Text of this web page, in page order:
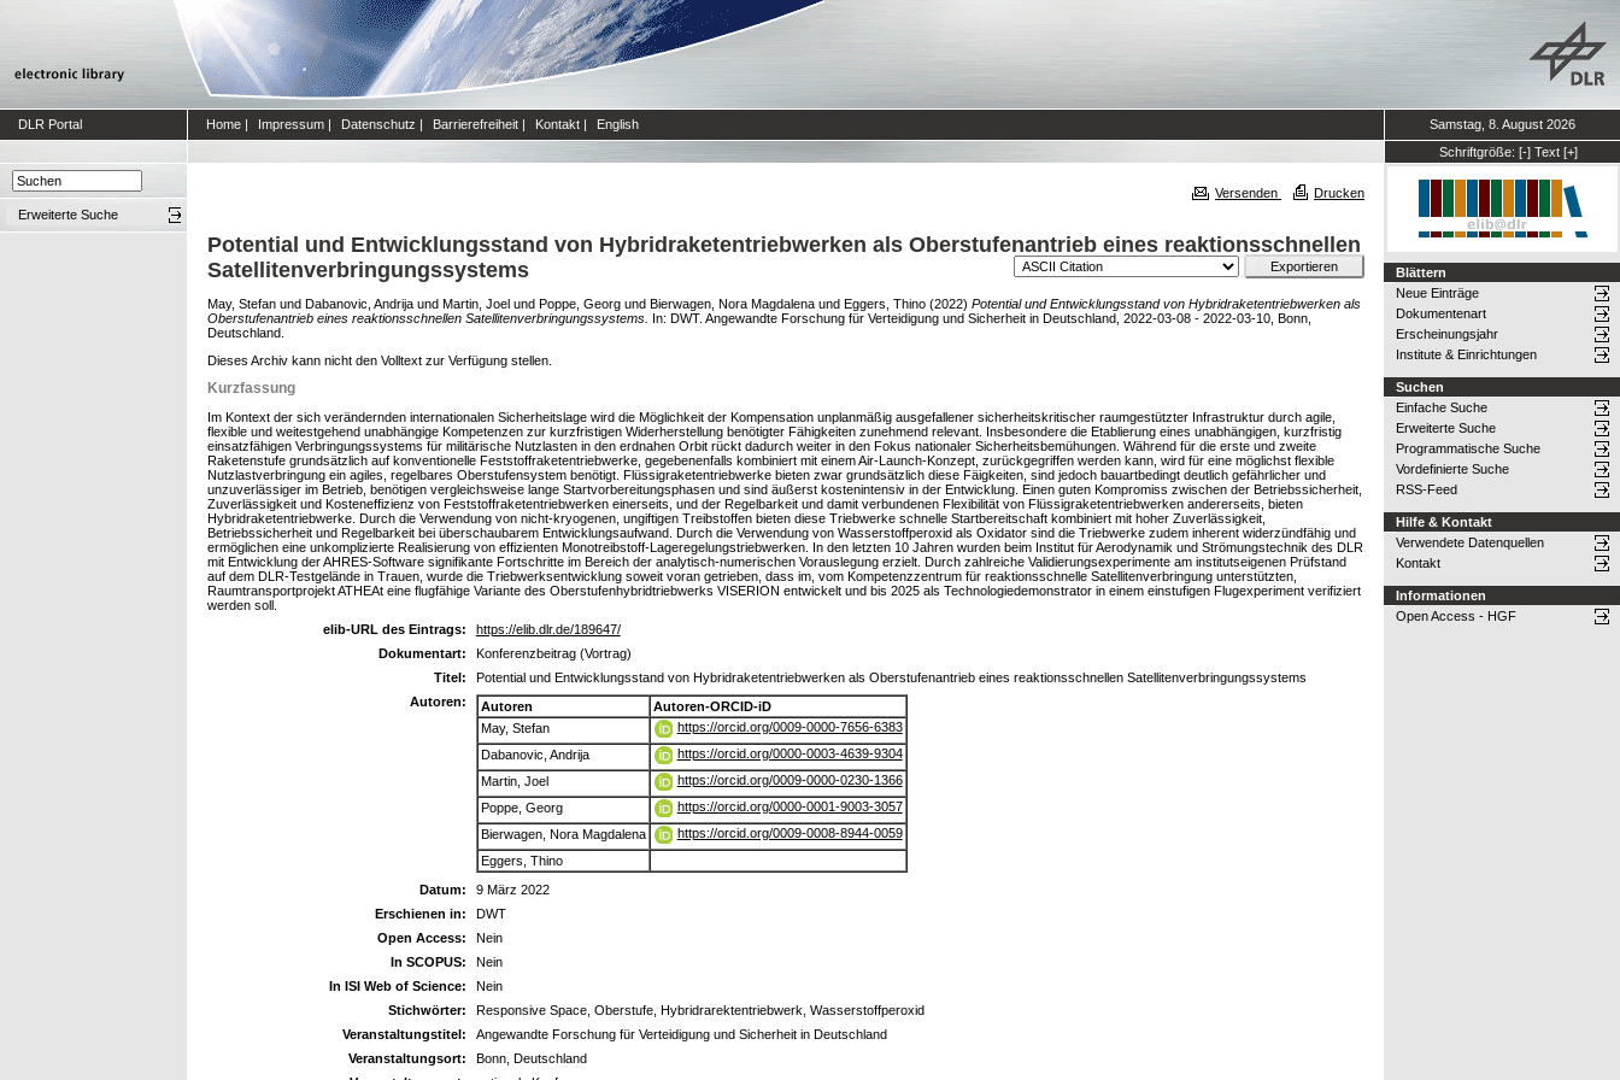
DLR Portal Home | Impressum | Datenschutz | Barrierefreiheit | Kontakt | English
Samstag, 8. August 2026
Schriftgröße: [-] Text [+]
Erweiterte Suche
Versenden Drucken
Potential und Entwicklungsstand von Hybridraketentriebwerken als Oberstufenantrieb eines reaktionsschnellen
Satellitenverbringungssystems
May, Stefan und Dabanovic, Andrija und Martin, Joel und Poppe, Georg und Bierwagen, Nora Magdalena und Eggers, Thino (2022) Potential und Entwicklungsstand von Hybridraketentriebwerken als
Oberstufenantrieb eines reaktionsschnellen Satellitenverbringungssystems. In: DWT. Angewandte Forschung für Verteidigung und Sicherheit in Deutschland, 2022-03-08 - 2022-03-10, Bonn,
Deutschland.
Dieses Archiv kann nicht den Volltext zur Verfügung stellen.
Kurzfassung
Im Kontext der sich verändernden internationalen Sicherheitslage wird die Möglichkeit der Kompensation unplanmäßig ausgefallener sicherheitskritischer raumgestützter Infrastruktur durch agile,
flexible und weitestgehend unabhängige Kompetenzen zur kurzfristigen Widerherstellung benötigter Fähigkeiten zunehmend relevant. Insbesondere die Etablierung eines unabhängigen, kurzfristig
einsatzfähigen Verbringungssystems für militärische Nutzlasten in den erdnahen Orbit rückt dadurch weiter in den Fokus nationaler Sicherheitsbemühungen. Während für die erste und zweite
Raketenstufe grundsätzlich auf konventionelle Feststoffraketentriebwerke, gegebenenfalls kombiniert mit einem Air-Launch-Konzept, zurückgegriffen werden kann, wird für eine möglichst flexible
Nutzlastverbringung ein agiles, regelbares Oberstufensystem benötigt. Flüssigraketentriebwerke bieten zwar grundsätzlich diese Fäigkeiten, sind jedoch bauartbedingt deutlich gefährlicher und
unzuverlässiger im Betrieb, benötigen vergleichsweise lange Startvorbereitungsphasen und sind äußerst kostenintensiv in der Entwicklung. Einen guten Kompromiss zwischen der Betriebssicherheit,
Zuverlässigkeit und Kosteneffizienz von Feststoffraketentriebwerken einerseits, und der Regelbarkeit und damit verbundenen Flexibilität von Flüssigraketentriebwerken andererseits, bieten
Hybridraketentriebwerke. Durch die Verwendung von nicht-kryogenen, ungiftigen Treibstoffen bieten diese Triebwerke schnelle Startbereitschaft kombiniert mit hoher Zuverlässigkeit,
Betriebssicherheit und Regelbarkeit bei überschaubarem Entwicklungsaufwand. Durch die Verwendung von Wasserstoffperoxid als Oxidator sind die Triebwerke zudem inherent widerzündfähig und
ermöglichen eine unkomplizierte Realisierung von effizienten Monotreibstoff-Lageregelungstriebwerken. In den letzten 10 Jahren wurden beim Institut für Aerodynamik und Strömungstechnik des DLR
mit Entwicklung der AHRES-Software signifikante Fortschritte im Bereich der analytisch-numerischen Vorauslegung erzielt. Durch zahlreiche Validierungsexperimente am institutseigenen Prüfstand
auf dem DLR-Testgelände in Trauen, wurde die Triebwerksentwicklung soweit voran getrieben, dass im, vom Kompetenzzentrum für reaktionsschnelle Satellitenverbringung unterstützten,
Raumtransportprojekt ATHEAt eine flugfähige Variante des Oberstufenhybridtriebwerks VISERION entwickelt und bis 2025 als Technologiedemonstrator in einem einstufigen Flugexperiment verifiziert
werden soll.
elib-URL des Eintrags:
https://elib.dlr.de/189647/
Dokumentart:
Konferenzbeitrag (Vortrag)
Titel:
Potential und Entwicklungsstand von Hybridraketentriebwerken als Oberstufenantrieb eines reaktionsschnellen Satellitenverbringungssystems
Autoren:
Autoren
Autoren-ORCID-iD
May, Stefan
https://orcid.org/0009-0000-7656-6383
Dabanovic, Andrija
https://orcid.org/0000-0003-4639-9304
Martin, Joel
https://orcid.org/0009-0000-0230-1366
Poppe, Georg
https://orcid.org/0000-0001-9003-3057
Bierwagen, Nora Magdalena
https://orcid.org/0009-0008-8944-0059
Eggers, Thino
Datum:
9 März 2022
Erschienen in:
DWT
Open Access:
Nein
In SCOPUS:
Nein
In ISI Web of Science:
Nein
Stichwörter:
Responsive Space, Oberstufe, Hybridrarektentriebwerk, Wasserstoffperoxid
Veranstaltungstitel:
Angewandte Forschung für Verteidigung und Sicherheit in Deutschland
Veranstaltungsort:
Bonn, Deutschland
Blättern
Neue Einträge
Dokumentenart
Erscheinungsjahr
Institute & Einrichtungen
Suchen
Einfache Suche
Erweiterte Suche
Programmatische Suche
Vordefinierte Suche
RSS-Feed
Hilfe & Kontakt
Verwendete Datenquellen
Kontakt
Informationen
Open Access - HGF